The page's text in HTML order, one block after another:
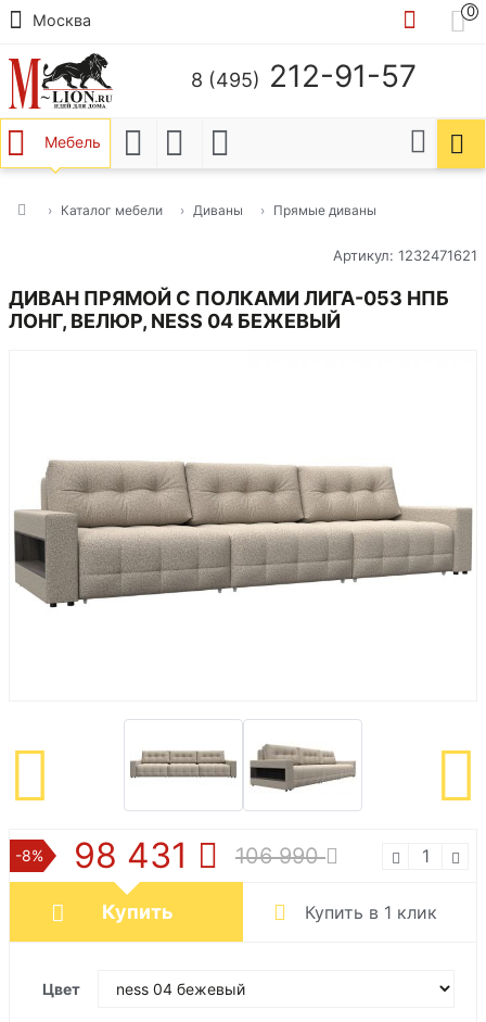
Москва
0
8 (495) 212-91-57
Мебель
Каталог мебели Диваны Прямые диваны
Артикул: 1232471621
ДИВАН ПРЯМОЙ С ПОЛКАМИ ЛИГА-053 НПБ
ЛОНГ, ВЕЛЮР, NESS 04 БЕЖЕВЫЙ
-8% 98 431 106 990
Купить Купить в 1 клик
Цвет